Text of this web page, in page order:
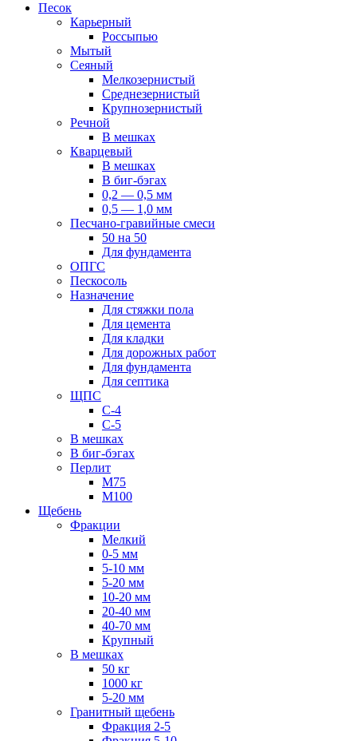
Песок
Карьерный
Россыпью
Мытый
Сеяный
Мелкозернистый
Среднезернистый
Крупнозернистый
Речной
В мешках
Кварцевый
В мешках
В биг-бэгах
0,2 — 0,5 мм
0,5 — 1,0 мм
Песчано-гравийные смеси
50 на 50
Для фундамента
ОПГС
Пескосоль
Назначение
Для стяжки пола
Для цемента
Для кладки
Для дорожных работ
Для фундамента
Для септика
ЩПС
С-4
С-5
В мешках
В биг-бэгах
Перлит
М75
М100
Щебень
Фракции
Мелкий
0-5 мм
5-10 мм
5-20 мм
10-20 мм
20-40 мм
40-70 мм
Крупный
В мешках
50 кг
1000 кг
5-20 мм
Гранитный щебень
Фракция 2-5